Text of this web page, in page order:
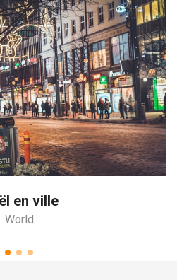
en ville
World